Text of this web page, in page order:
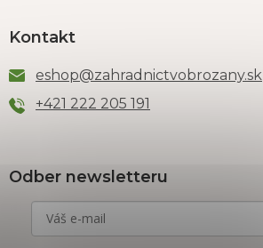
Kontakt
eshop@zahradnictvobrozany.sk
+421 222 205 191
Odber newsletteru